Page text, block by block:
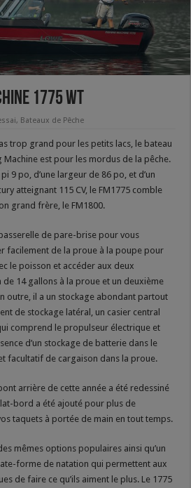
1775 WT
, Bateaux de Pêche
trop grand pour les petits lacs, le bateau
Machine est pour les mordus de la pêche.
9 po, d’une largeur de 86 po, et d’un
atteignant 115 CV, le FM1775 comble
grand frère, le FM1800.
de pare-brise pour vous
facilement de la proue à la poupe pour
le poisson et accéder aux deux
de 14 gallons à la proue et un deuxième
outre, il a un stockage abondant partout
de stockage latéral, un casier central
comprend le propulseur électrique et
d’un stockage de batterie dans le
facultatif de cargaison dans la proue.
arrière de cette année a été redessiné
bord a été ajouté pour plus de
taquets à portée de main en tout temps.
mêmes options populaires ainsi qu’un
forme de natation qui permettent aux
de faire ce qu’ils aiment le plus. Le 1775